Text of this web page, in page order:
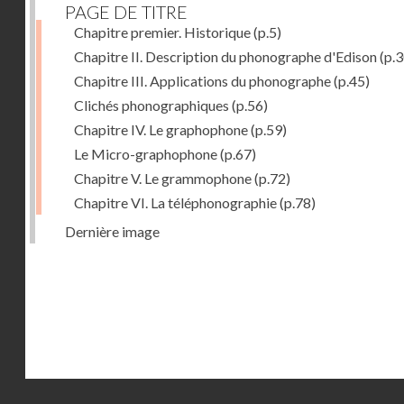
PAGE DE TITRE
Chapitre premier. Historique(p.5)
Chapitre II. Description du phonographe d'Edison
Chapitre III. Applications du phonographe(p.45)
Clichés phonographiques (p.56)
Chapitre IV. Le graphophone(p.59)
Le Micro-graphophone(p.67)
Chapitre V. Le grammophone(p.72)
Chapitre VI. La téléphonographie(p.78)
Dernière image